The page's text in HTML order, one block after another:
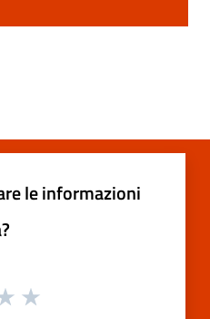
le informazioni